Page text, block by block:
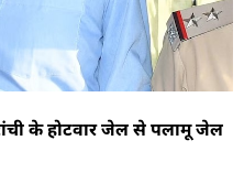
के होटवार जेल से पलामू जेल